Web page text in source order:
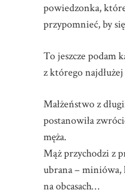
powiedzonka,
przypomnieć, by
To jeszcze podam
z którego
Małżeństwo z
postanowiła
męża.
Mąż przychodzi z
ubrana –
na obcasach…